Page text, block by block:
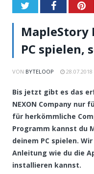
TwitterFacebook
MapleStory
PC spielen,
VON BYTELOOP 28.07.2018
Bis jetzt gibt es das
NEXON Company nur
für herkömmliche
Programm kannst du
deinem PC spielen.
Anleitung wie du die
installieren kannst.